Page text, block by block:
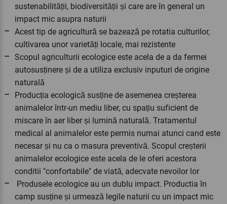
sustenabilității, biodiversității și care are în general un
impact mic asupra naturii
Acest tip de agricultură se bazează pe rotatia culturilor,
cultivarea unor varietăți locale, mai rezistente
Scopul agriculturii ecologice este acela de a da fermei
autosusținere și de a utiliza exclusiv inputuri de origine
naturală
Producția ecologică susține de asemenea creșterea
animalelor într-un mediu liber, cu spațiu suficient de
miscare în aer liber și lumină naturală. Tratamentul
medical al animalelor este permis numai atunci cand este
necesar și nu ca o masura preventivă. Scopul creșterii
animalelor ecologice este acela de le oferi acestora
conditii "confortabile" de viată, adecvate nevoilor lor
Produsele ecologice au un dublu impact. Productia în
camp susține și urmează legile naturii cu un impact mic